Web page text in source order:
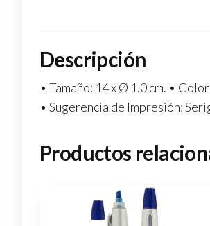
Descripción
• Tamaño: 14 x Ø 1.0 cm. •
• Sugerencia de Impresión:
Productos